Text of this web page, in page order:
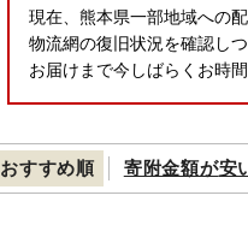
現在、熊本県一部地域への
物流網の復旧状況を確認し
お届けまで今しばらくお時
おすすめ順 寄附金額が安